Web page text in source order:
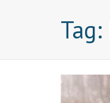
Tag: